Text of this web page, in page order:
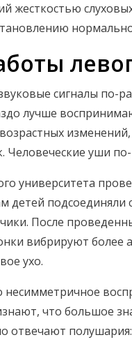
жесткостью
сигналы по-
лучше
Человеческие уши
университета
детей
После
вибрируют более
ухо.
несимметричное
что большое
отвечают